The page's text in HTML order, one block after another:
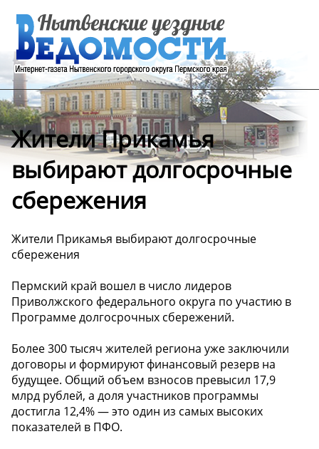
Жители Прикамья
выбирают долгосрочные
сбережения
Жители Прикамья выбирают долгосрочные
сбережения
Пермский край вошел в число лидеров
Приволжского федерального округа по участию в
Программе долгосрочных сбережений.
Более 300 тысяч жителей региона уже заключили
договоры и формируют финансовый резерв на
будущее. Общий объем взносов превысил 17,9
млрд рублей, а доля участников программы
достигла 12,4% — это один из самых высоких
показателей в ПФО.